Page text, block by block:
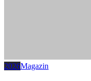
2026Magazin